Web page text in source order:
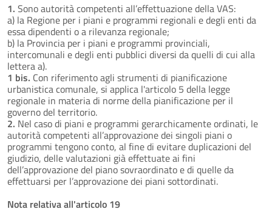
1. Sono autorità competenti all’effettuazione della VAS:
a) la Regione per i piani e programmi regionali e degli enti da
essa dipendenti o a rilevanza regionale;
b) la Provincia per i piani e programmi provinciali,
intercomunali e degli enti pubblici diversi da quelli di cui alla
lettera a).
1 bis. Con riferimento agli strumenti di pianificazione
urbanistica comunale, si applica l'articolo 5 della legge
regionale in materia di norme della pianificazione per il
governo del territorio.
2. Nel caso di piani e programmi gerarchicamente ordinati, le
autorità competenti all’approvazione dei singoli piani o
programmi tengono conto, al fine di evitare duplicazioni del
giudizio, delle valutazioni già effettuate ai fini
dell’approvazione del piano sovraordinato e di quelle da
effettuarsi per l’approvazione dei piani sottordinati.
Nota relativa all'articolo 19